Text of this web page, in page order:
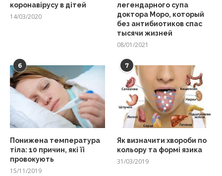
коронавірусу в дітей
14/03/2020
легендарного супа
доктора Моро, который
без антибиотиков спас
тысячи жизней
08/01/2021
6
Понижена температура
тіла: 10 причин, які її
провокують
15/11/2019
7
Як визначити хвороби по
кольору та формі язика
31/03/2019